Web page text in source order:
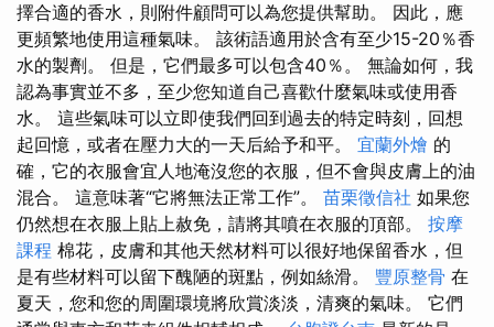
擇合適的香水，則附件顧問可以為您提供幫助。 因此，應
更頻繁地使用這種氣味。 該術語適用於含有至少15-20％香
水的製劑。 但是，它們最多可以包含40％。 無論如何，我
認為事實並不多，至少您知道自己喜歡什麼氣味或使用香
水。 這些氣味可以立即使我們回到過去的特定時刻，回想
起回憶，或者在壓力大的一天后給予和平。 宜蘭外燴 的
確，它的衣服會宜人地淹沒您的衣服，但不會與皮膚上的油
混合。 這意味著“它將無法正常工作”。 苗栗徵信社 如果您
仍然想在衣服上貼上赦免，請將其噴在衣服的頂部。 按摩
課程 棉花，皮膚和其他天然材料可以很好地保留香水，但
是有些材料可以留下醜陋的斑點，例如絲滑。 豐原整骨 在
夏天，您和您的周圍環境將欣賞淡淡，清爽的氣味。 它們